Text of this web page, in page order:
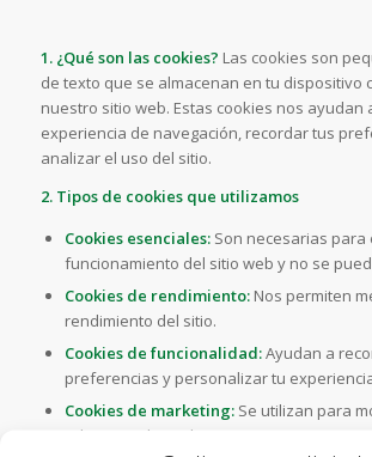
1. ¿Qué son las cookies? Las cookies son
de texto que se almacenan en tu dispositivo
nuestro sitio web. Estas cookies nos ayudan
experiencia de navegación, recordar tus
analizar el uso del sitio.
2. Tipos de cookies que utilizamos
Cookies esenciales:Son necesarias para
funcionamiento del sitio web y no se
Cookies de rendimiento:Nos permiten
rendimiento del sitio.
Cookies de funcionalidad:Ayudan a
preferencias y personalizar tu
Cookies de marketing:Se utilizan para
relevantes basados en tus intereses.